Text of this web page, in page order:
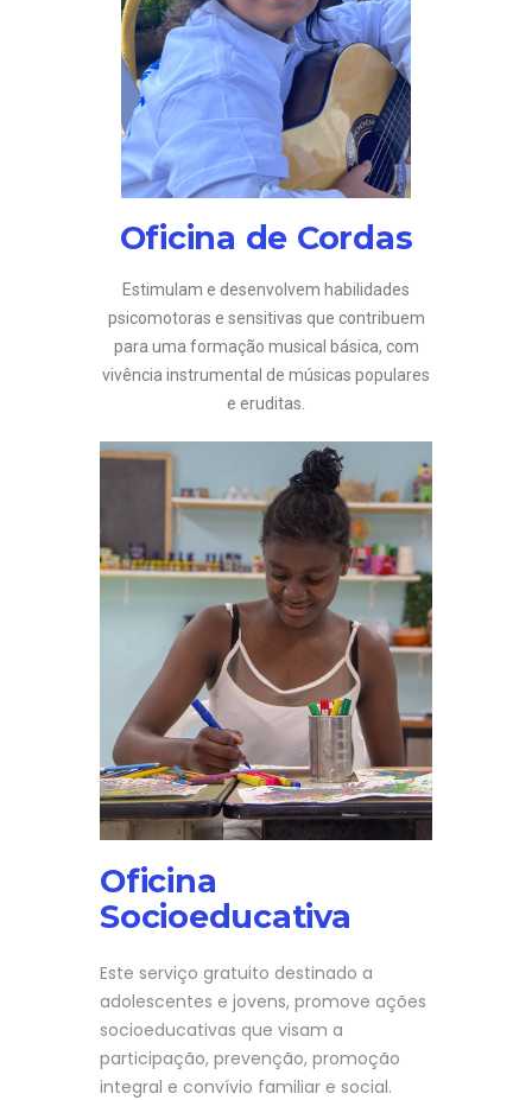
Oficina de Cordas
Estimulam e desenvolvem habilidades
psicomotoras e sensitivas que contribuem
para uma formação musical básica, com
vivência instrumental de músicas populares
e eruditas.
Oficina
Socioeducativa
Este serviço gratuito destinado a
adolescentes e jovens, promove ações
socioeducativas que visam a
participação, prevenção, promoção
integral e convívio familiar e social.